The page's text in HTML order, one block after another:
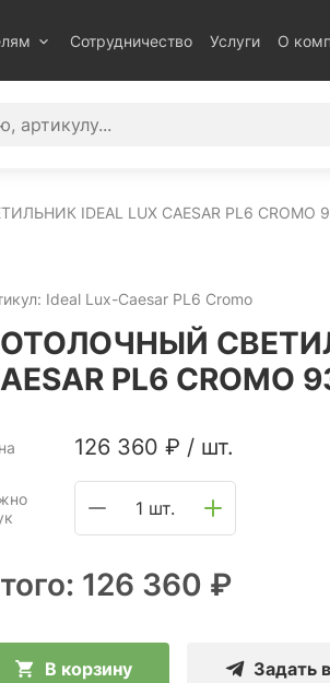
Сотрудничество Услуги О
IDEAL LUX CAESAR PL6 CROMO
Ideal Lux-Caesar PL6 Cromo
PL6 CROMO
126 360 ₽ / шт.
1 шт.
126 360 ₽
В корзину Задать